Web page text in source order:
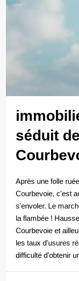
séduit
Après une folle
Courbevoie, c'est
s'envoler. Le
la flambée !
Courbevoie et
les taux d'usures
difficulté d'obtenir